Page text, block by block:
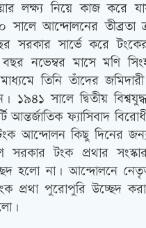
লক্ষ্য নিয়ে কাজ করে
সালে আন্দোলনের তীব্রতা
সরকার সার্ভে করে
নভেম্বর মাসে মণি
তিনি তাঁদের
১৯৪১ সালে দ্বিতীয়
আন্তর্জাতিক ফ্যাসিবাদ
আন্দোলন কিছু দিনের
সরকার টংক প্রথার
হলো না। আন্দোলনে
প্রথা পুরোপুরি উচ্ছেদ